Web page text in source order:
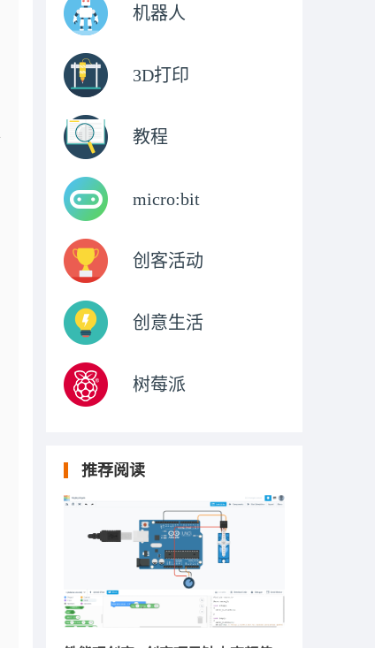
机器人
3D打印
教程
micro:bit
创客活动
创意生活
树莓派
推荐阅读